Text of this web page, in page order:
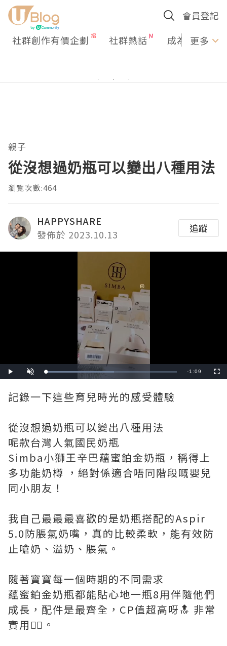
會員登記
社群創作有價企劃 社群熱話 成為U更多
親子
從沒想過奶瓶可以變出八種用法
瀏覽次數:464
HAPPYSHARE
發佈於 2023.10.13
追蹤
Play Unmute Loaded:
52.17%
Remaining
-1:09
記錄一下這些育兒時光的感受體驗
從沒想過奶瓶可以變出八種用法
呢款台灣人氣國民奶瓶
Simba小獅王辛巴蘊蜜鉑金奶瓶，稱得上
多功能奶樽 ，絕對係適合唔同階段嘅嬰兒
同小朋友！
我自己最最最喜歡的是奶瓶搭配的Aspir
5.0防脹氣奶嘴，真的比較柔軟，能有效防
止嗆奶、溢奶、脹氣。
隨著寶寶每一個時期的不同需求
蘊蜜鉑金奶瓶都能貼心地一瓶8用伴隨他們
成長，配件是最齊全，CP值超高呀🔝 非常
實用👍🏻。